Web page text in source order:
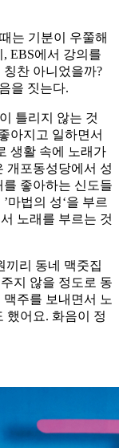
는 기분이 우쭐해
EBS에서 강의를
찬 아니었을까?
을 짓는다.
틀리지 않는 것
아지고 일하면서
생활 속에 노래가
개포동성당에서 성
좋아하는 신도들
마법의 성‘을 부르
노래를 부르는 것
끼리 동네 맥줏집
지 않을 정도로 동
주를 보내면서 노
했어요. 화음이 정